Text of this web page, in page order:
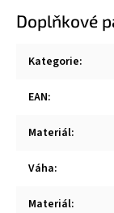
Doplňkové
Kategorie:
EAN:
Materiál:
Váha:
Materiál: